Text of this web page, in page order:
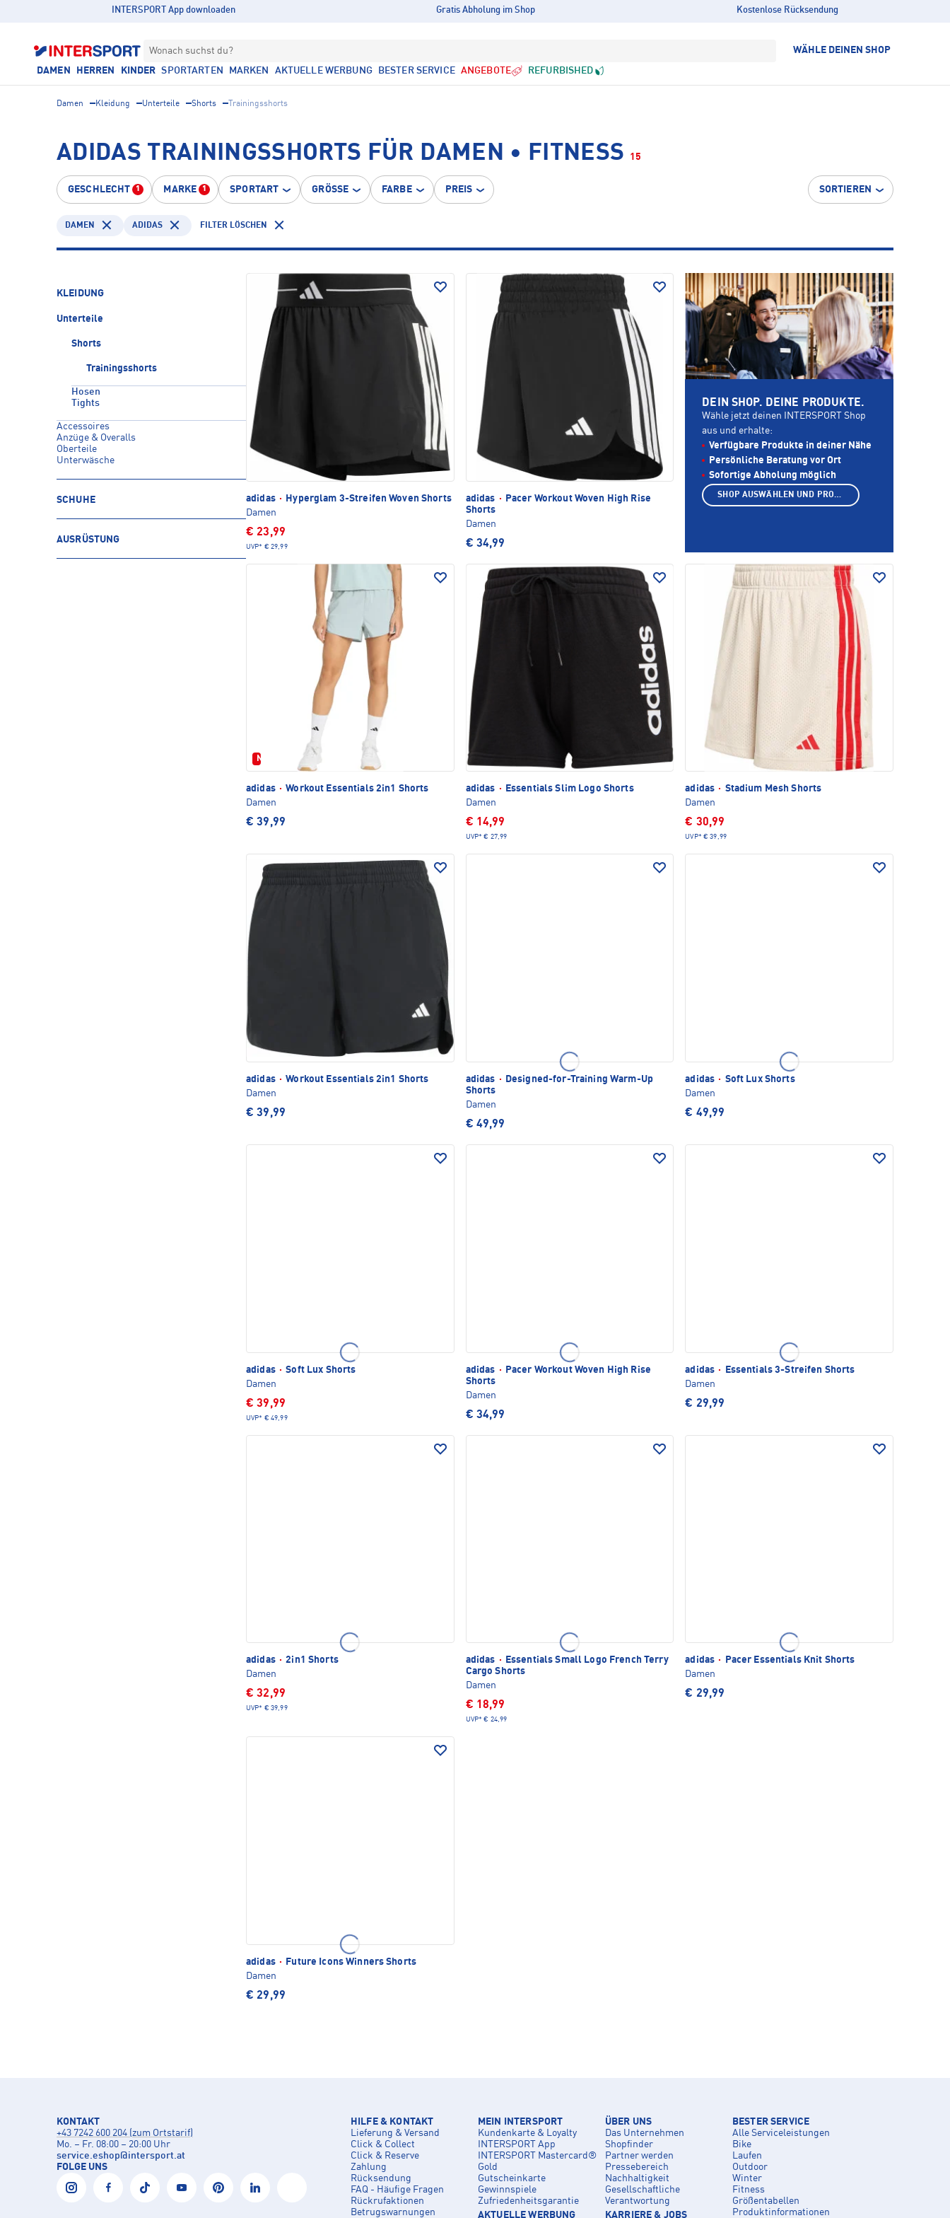
INTERSPORT App downloaden Gratis Abholung im Shop Kostenlose Rücksendung
Wonach suchst du? WÄHLE DEINEN SHOP
DAMEN HERREN KINDER SPORTARTEN MARKEN AKTUELLE WERBUNG BESTER SERVICE ANGEBOTE REFURBISHED
Damen Kleidung Unterteile Shorts Trainingsshorts
ADIDAS TRAININGSSHORTS FÜR DAMEN • FITNESS 15
GESCHLECHT 1 MARKE 1 SPORTART GRÖSSE FARBE PREIS SORTIEREN
DAMEN ADIDAS FILTER LÖSCHEN
KLEIDUNG
Unterteile
Shorts
Trainingsshorts
Hosen
Tights
Accessoires
Anzüge & Overalls
Oberteile
Unterwäsche
SCHUHE
AUSRÜSTUNG
adidas ·
Hyperglam 3-Streifen Woven Shorts
Damen
€ 23,99
UVP* € 29,99
adidas ·
Pacer Workout Woven High Rise
Shorts
Damen
€ 34,99
Neu
adidas · Workout Essentials 2in1 Shorts
Damen
€ 39,99
adidas ·
Essentials Slim Logo Shorts
Damen
€ 14,99
UVP* € 27,99
adidas · Stadium Mesh Shorts
Damen
€ 30,99
UVP* € 39,99
adidas · Workout Essentials 2in1 Shorts
Damen
€ 39,99
adidas ·
Designed-for-Training Warm-Up
Shorts
Damen
€ 49,99
adidas · Soft Lux Shorts
Damen
€ 49,99
adidas · Soft Lux Shorts
Damen
€ 39,99
UVP* € 49,99
adidas ·
Pacer Workout Woven High Rise
Shorts
Damen
€ 34,99
adidas ·
Essentials 3-Streifen Shorts
Damen
€ 29,99
adidas · 2in1 Shorts
Damen
€ 32,99
UVP* € 39,99
adidas ·
Essentials Small Logo French Terry
Cargo Shorts
Damen
€ 18,99
UVP* € 24,99
adidas ·
Pacer Essentials Knit Shorts
Damen
€ 29,99
adidas ·
Future Icons Winners Shorts
Damen
€ 29,99
DEIN SHOP. DEINE PRODUKTE.
Wähle jetzt deinen INTERSPORT Shop
aus und erhalte:
Verfügbare Produkte in deiner Nähe
Persönliche Beratung vor Ort
Sofortige Abholung möglich
SHOP AUSWÄHLEN UND PRODUKTE ANZEIGEN
KONTAKT
+43 7242 600 204 (zum Ortstarif)
Mo. – Fr. 08:00 – 20:00 Uhr
service.eshop@intersport.at
FOLGE UNS
HILFE & KONTAKT
Lieferung & Versand
Click & Collect
Click & Reserve
Zahlung
Rücksendung
FAQ - Häufige Fragen
Rückrufaktionen
Betrugswarnungen
MEIN INTERSPORT
Kundenkarte & Loyalty
INTERSPORT App
INTERSPORT Mastercard®
Gold
Gutscheinkarte
Gewinnspiele
Zufriedenheitsgarantie
AKTUELLE WERBUNG
ÜBER UNS
Das Unternehmen
Shopfinder
Partner werden
Pressebereich
Nachhaltigkeit
Gesellschaftliche
Verantwortung
KARRIERE & JOBS
BESTER SERVICE
Alle Serviceleistungen
Bike
Laufen
Outdoor
Winter
Fitness
Größentabellen
Produktinformationen